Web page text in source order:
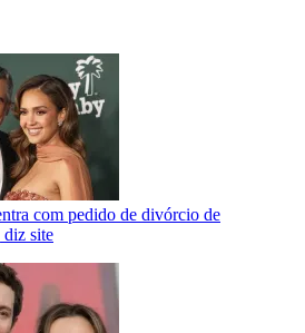
com pedido de divórcio de
diz site